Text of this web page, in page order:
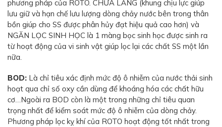
phương pháp của ROTO. CHỨA LẮNG (khung chịu lực giúp
lưu giữ và hạn chế lưu lượng dòng chảy nước bên trong thân
bồn giúp cho SS được phân hủy đạt hiệu quả cao hơn) và
NGĂN LỌC SINH HỌC là 1 màng bọc sinh học được sinh ra
từ hoạt động của vi sinh vật giúp lọc lại các chất SS một lần
nữa.
BOD: Là chỉ tiêu xác định mức độ ô nhiễm của nước thải sinh
hoạt qua chỉ số oxy cần dùng để khoáng hóa các chất hữu
cơ…Ngoài ra BOD còn là một trong những chỉ tiêu quan
trọng nhất để kiểm soát mức độ ô nhiễm của dòng chảy.
Phương pháp lọc kỵ khí của ROTO hoạt động tốt nhất trong